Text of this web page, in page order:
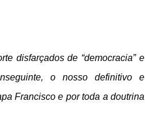
disfarçados de “democracia” e
o nosso definitivo e
Francisco e por toda a doutrina